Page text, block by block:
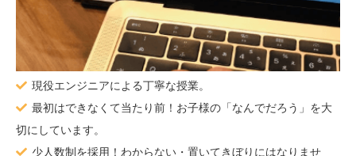
現役エンジニアによる丁寧な授業。
最初はできなくて当たり前！お子様の「なんでだろう」を大
切にしています。
少人数制を採用！わからない・置いてきぼりにはなりませ